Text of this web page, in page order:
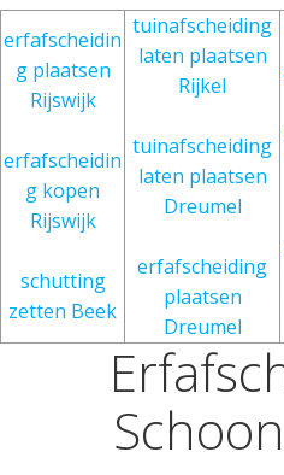
erfafscheidin
g plaatsen
Rijswijk
erfafscheidin
g kopen
Rijswijk
schutting
zetten Beek
tuinafscheiding
laten plaatsen
Rijkel
tuinafscheiding
laten plaatsen
Dreumel
erfafscheiding
plaatsen
Dreumel